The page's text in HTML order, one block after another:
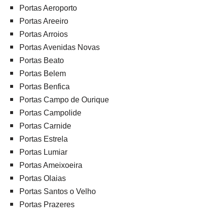
Portas Aeroporto
Portas Areeiro
Portas Arroios
Portas Avenidas Novas
Portas Beato
Portas Belem
Portas Benfica
Portas Campo de Ourique
Portas Campolide
Portas Carnide
Portas Estrela
Portas Lumiar
Portas Ameixoeira
Portas Olaias
Portas Santos o Velho
Portas Prazeres